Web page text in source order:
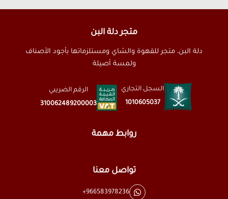
متجر دلة البن
دلة البن، متجر للقهوة والشاي ومستلزماتها بأجود الأصناف
ولمسة أصيلة
السجل التجاري
1010605037
الرقم الضريبي
310062489200003
روابط مهمة
تواصل معنا
+966583978236